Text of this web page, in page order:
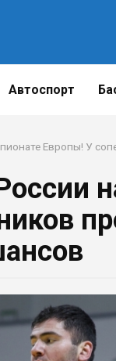
Автоспорт
Европы! У